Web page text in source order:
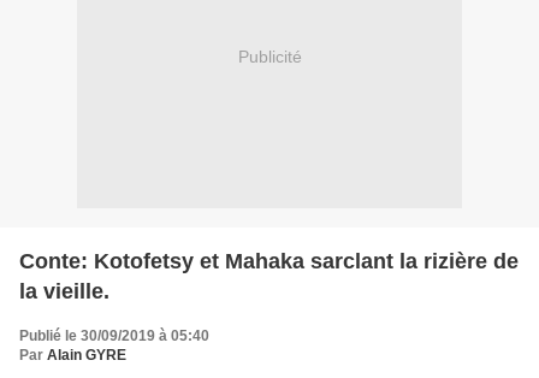
Publicité
Conte: Kotofetsy et Mahaka sarclant la rizière de
la vieille.
Publié le 30/09/2019 à 05:40
Par Alain GYRE